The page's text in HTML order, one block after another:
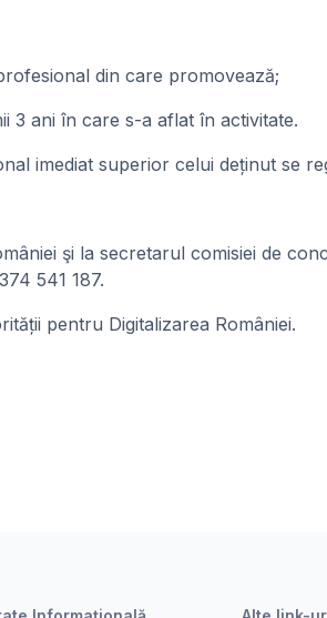
din care promovează;
3 ani în care s-a aflat în activitate.
imediat superior celui deținut se
şi la secretarul comisiei de
541 187.
pentru Digitalizarea României.